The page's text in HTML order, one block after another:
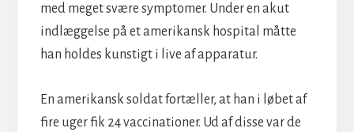
med meget svære symptomer. Under en akut
indlæggelse på et amerikansk hospital måtte
han holdes kunstigt i live af apparatur.
En amerikansk soldat fortæller, at han i løbet af
fire uger fik 24 vaccinationer. Ud af disse var de